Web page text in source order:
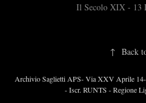
Il Secolo XIX - 13
↑ Back
Archivio Saglietti APS- Via XXV Aprile
- Iscr. RUNTS - Regione